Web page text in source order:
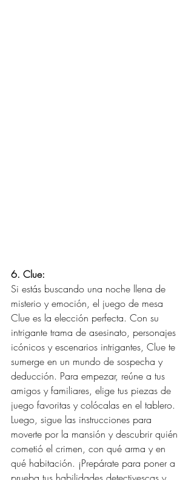
6. Clue:
Si estás buscando una noche llena de
misterio y emoción, el juego de mesa
Clue es la elección perfecta. Con su
intrigante trama de asesinato, personajes
icónicos y escenarios intrigantes, Clue te
sumerge en un mundo de sospecha y
deducción. Para empezar, reúne a tus
amigos y familiares, elige tus piezas de
juego favoritas y colócalas en el tablero.
Luego, sigue las instrucciones para
moverte por la mansión y descubrir quién
cometió el crimen, con qué arma y en
qué habitación. ¡Prepárate para poner a